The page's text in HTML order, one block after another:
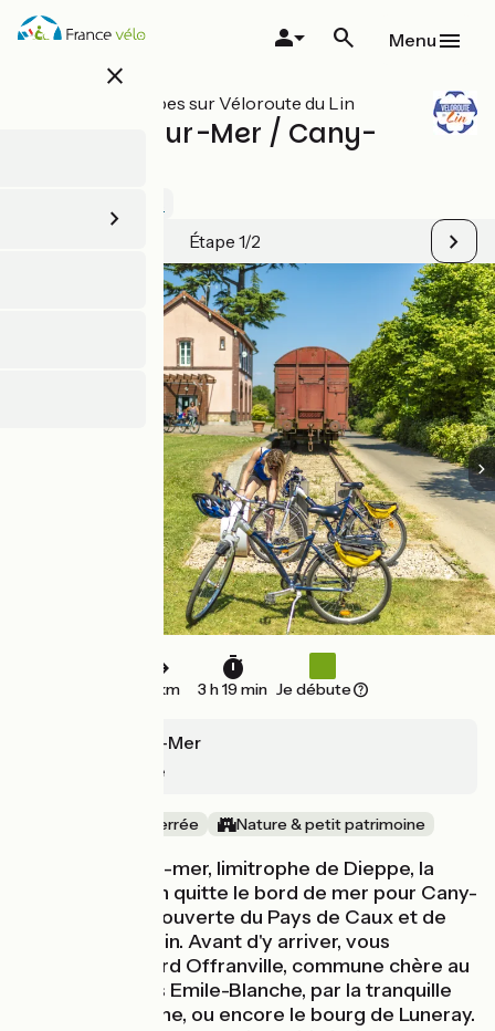
Aller
au
close
Menu
Toutes les étapes sur Véloroute du Lin
Pourville-sur-Mer / Cany-
Étape 1/2
50 km 3 h 19 min Je débute
Pourville-sur-Mer
Cany-Barville
Ancienne voie ferrée Nature & petit patrimoine
De Pourville-sur-mer, limitrophe de Dieppe, la
Véloroute du Lin quitte le bord de mer pour Cany-
Barville à la découverte du Pays de Caux et de
ses champs de lin. Avant d'y arriver, vous
traversez d'abord Offranville, commune chère au
peintre Jacques Emile-Blanche, par la tranquille
vallée de la Sâane, ou encore le bourg de Luneray.